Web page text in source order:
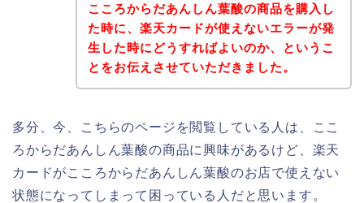
こころからだあんしん葉酸の商品を購入し
た時に、楽天カードが使えないエラーが発
生した時にどうすればよいのか、というこ
とをお伝えさせていただきました。
多分、今、こちらのページを閲覧している人は、ここ
ろからだあんしん葉酸の商品に興味があるけど、楽天
カードがこころからだあんしん葉酸のお店で使えない
状態になってしまって困っている人だと思います。